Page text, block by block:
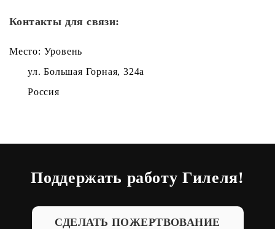
Контакты для связи:
Место: Уровень
ул. Большая Горная, 324а
Россия
Поддержать работу Гилеля!
СДЕЛАТЬ ПОЖЕРТВОВАНИЕ